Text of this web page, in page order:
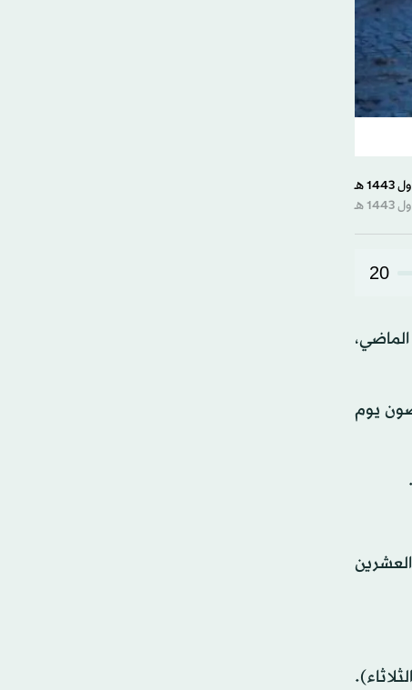
20
«كورونا» في غضون يوم
إصابة، مقابل 432.2 إصابة أمس (الثلاثاء).